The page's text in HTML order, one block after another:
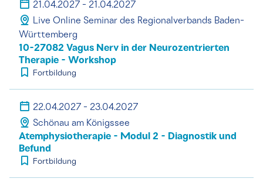
21.04.2027 - 21.04.2027
Live Online Seminar des Regionalverbands Baden-
Württemberg
10-27082 Vagus Nerv in der Neurozentrierten
Therapie - Workshop
Fortbildung
22.04.2027 - 23.04.2027
Schönau am Königssee
Atemphysiotherapie - Modul 2 - Diagnostik und
Befund
Fortbildung